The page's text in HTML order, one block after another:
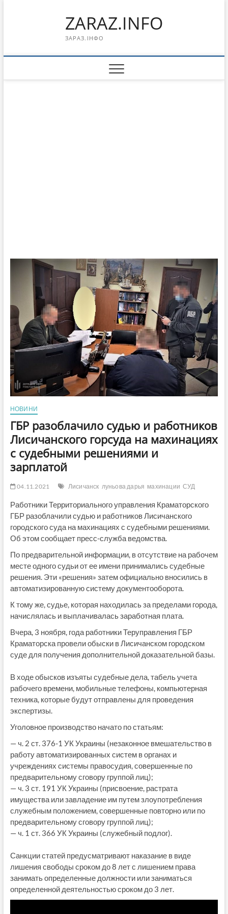
ZARAZ.INFO
ЗАРАЗ.ІНФО
НОВИНИ
ГБР разоблачило судью и работников
Лисичанского горсуда на махинациях
с судебными решениями и
зарплатой
04.11.2021 Лисичанск луньова дарья махинации СУД
Работники Территориального управления Краматорского
ГБР разоблачили судью и работников Лисичанского
городского суда на махинациях с судебными решениями.
Об этом сообщает пресс-служба ведомства.
По предварительной информации, в отсутствие на рабочем
месте одного судьи от ее имени принимались судебные
решения. Эти «решения» затем официально вносились в
автоматизированную систему документооборота.
К тому же, судье, которая находилась за пределами города,
начислялась и выплачивалась заработная плата.
Вчера, 3 ноября, года работники Теруправления ГБР
Краматорска провели обыски в Лисичанском городском
суде для получения дополнительной доказательной базы.
В ходе обысков изъяты судебные дела, табель учета
рабочего времени, мобильные телефоны, компьютерная
техника, которые будут отправлены для проведения
экспертизы.
Уголовное производство начато по статьям:
— ч. 2 ст. 376-1 УК Украины (незаконное вмешательство в
работу автоматизированных систем в органах и
учреждениях системы правосудия, совершенные по
предварительному сговору группой лиц);
— ч. 3 ст. 191 УК Украины (присвоение, растрата
имущества или завладение им путем злоупотребления
служебным положением, совершенные повторно или по
предварительному сговору группой лиц);
— ч. 1 ст. 366 УК Украины (служебный подлог).
Санкции статей предусматривают наказание в виде
лишения свободы сроком до 8 лет с лишением права
занимать определенные должности или заниматься
определенной деятельностью сроком до 3 лет.